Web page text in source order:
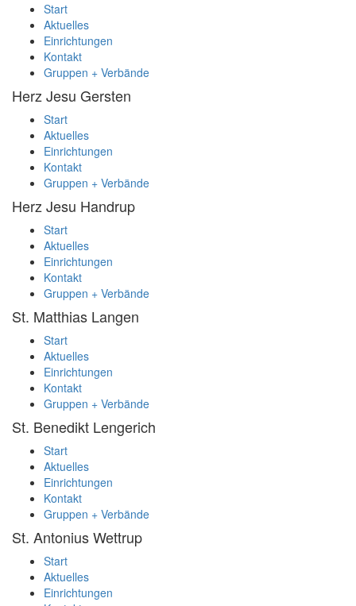
Start
Aktuelles
Einrichtungen
Kontakt
Gruppen + Verbände
Herz Jesu Gersten
Start
Aktuelles
Einrichtungen
Kontakt
Gruppen + Verbände
Herz Jesu Handrup
Start
Aktuelles
Einrichtungen
Kontakt
Gruppen + Verbände
St. Matthias Langen
Start
Aktuelles
Einrichtungen
Kontakt
Gruppen + Verbände
St. Benedikt Lengerich
Start
Aktuelles
Einrichtungen
Kontakt
Gruppen + Verbände
St. AntoniusWettrup
Start
Aktuelles
Einrichtungen